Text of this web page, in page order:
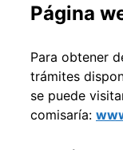
Página
Para obtener
trámites
se puede
comisaría: